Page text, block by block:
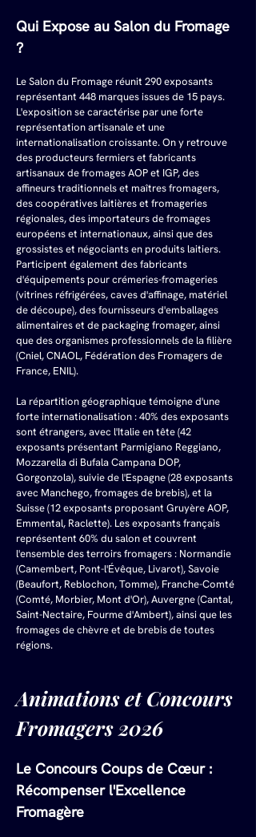
Qui Expose au Salon du Fromage
?
Le Salon du Fromage réunit 290 exposants
représentant 448 marques issues de 15 pays.
L'exposition se caractérise par une forte
représentation artisanale et une
internationalisation croissante. On y retrouve
des producteurs fermiers et fabricants
artisanaux de fromages AOP et IGP, des
affineurs traditionnels et maîtres fromagers,
des coopératives laitières et fromageries
régionales, des importateurs de fromages
européens et internationaux, ainsi que des
grossistes et négociants en produits laitiers.
Participent également des fabricants
d'équipements pour crémeries-fromageries
(vitrines réfrigérées, caves d'affinage, matériel
de découpe), des fournisseurs d'emballages
alimentaires et de packaging fromager, ainsi
que des organismes professionnels de la filière
(Cniel, CNAOL, Fédération des Fromagers de
France, ENIL).
La répartition géographique témoigne d'une
forte internationalisation : 40% des exposants
sont étrangers, avec l'Italie en tête (42
exposants présentant Parmigiano Reggiano,
Mozzarella di Bufala Campana DOP,
Gorgonzola), suivie de l'Espagne (28 exposants
avec Manchego, fromages de brebis), et la
Suisse (12 exposants proposant Gruyère AOP,
Emmental, Raclette). Les exposants français
représentent 60% du salon et couvrent
l'ensemble des terroirs fromagers : Normandie
(Camembert, Pont-l'Évêque, Livarot), Savoie
(Beaufort, Reblochon, Tomme), Franche-Comté
(Comté, Morbier, Mont d'Or), Auvergne (Cantal,
Saint-Nectaire, Fourme d'Ambert), ainsi que les
fromages de chèvre et de brebis de toutes
régions.
Animations et Concours
Fromagers 2026
Le Concours Coups de Cœur :
Récompenser l'Excellence
Fromagère